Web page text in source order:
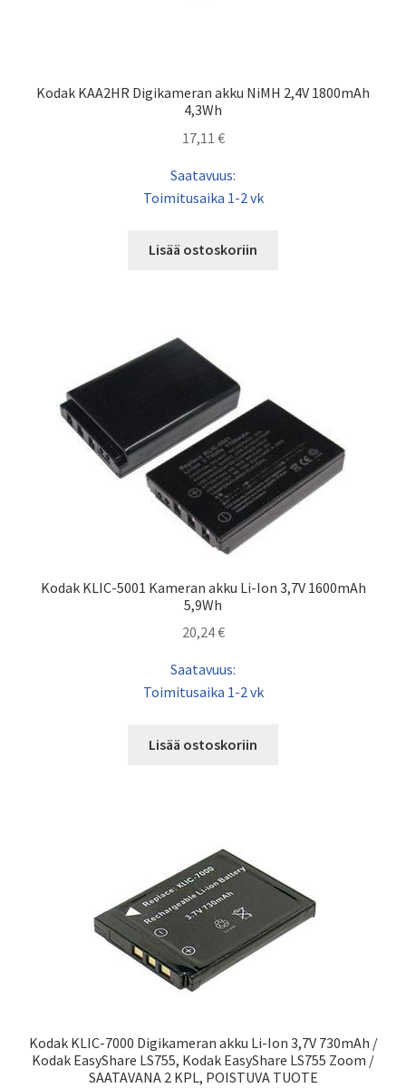
Kodak KAA2HR Digikameran akku NiMH 2,4V 1800mAh
4,3Wh
17,11 €
Saatavuus:
Toimitusaika 1-2 vk
Lisää ostoskoriin
Kodak KLIC-5001 Kameran akku Li-Ion 3,7V 1600mAh
5,9Wh
20,24€
Saatavuus:
Toimitusaika 1-2 vk
Lisää ostoskoriin
Kodak KLIC-7000 Digikameran akku Li-Ion 3,7V 730mAh /
Kodak EasyShare LS755, Kodak EasyShare LS755 Zoom /
SAATAVANA 2 KPL, POISTUVA TUOTE